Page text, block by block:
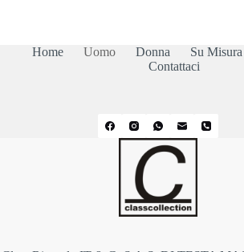
Home Uomo Donna Su Misura
Contattaci